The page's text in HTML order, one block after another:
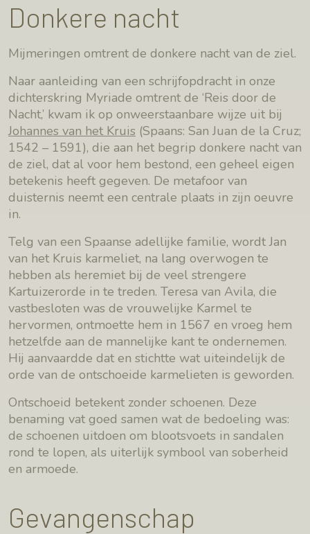
Donkere nacht
Mijmeringen omtrent de donkere nacht van de ziel.
Naar aanleiding van een schrijfopdracht in onze
dichterskring Myriade omtrent de ‘Reis door de
Nacht,’ kwam ik op onweerstaanbare wijze uit bij
Johannes van het Kruis (Spaans: San Juan de la Cruz;
1542 – 1591), die aan het begrip donkere nacht van
de ziel, dat al voor hem bestond, een geheel eigen
betekenis heeft gegeven. De metafoor van
duisternis neemt een centrale plaats in zijn oeuvre
in.
Telg van een Spaanse adellijke familie, wordt Jan
van het Kruis karmeliet, na lang overwogen te
hebben als heremiet bij de veel strengere
Kartuizerorde in te treden. Teresa van Avila, die
vastbesloten was de vrouwelijke Karmel te
hervormen, ontmoette hem in 1567 en vroeg hem
hetzelfde aan de mannelijke kant te ondernemen.
Hij aanvaardde dat en stichtte wat uiteindelijk de
orde van de ontschoeide karmelieten is geworden.
Ontschoeid betekent zonder schoenen. Deze
benaming vat goed samen wat de bedoeling was:
de schoenen uitdoen om blootsvoets in sandalen
rond te lopen, als uiterlijk symbool van soberheid
en armoede.
Gevangenschap